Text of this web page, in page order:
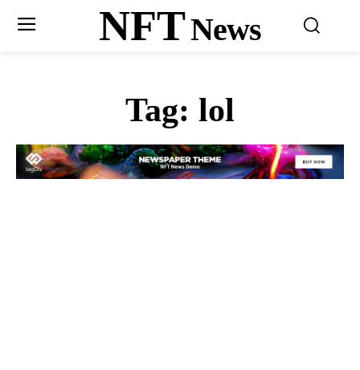
NFTNews
Tag: lol